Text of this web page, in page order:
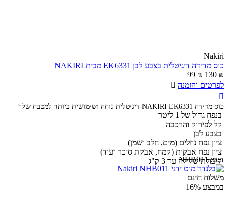
Nakiri
כוס מדידה דיגיטלית בצבע לבן EK6331 מבית NAKIRI
130 ₪
99 ₪
לפרטים והזמנה 

כוס מדידה NAKIRI EK6331 דיגיטלית נוחה ושימושית ביותר למטבח שלך
בנפח גדול של 1 ליטר
קל לפירוק והרכבה
בצבע לבן
ציון נפח נוזלים (מים, חלב ושמן)
ציון נפח אבקות (קמח, אבקת סוכר ועוד)
קיבולת שקילה עד 3 ק"ג
דגם: NHB011
משלוח חינם
במבצע 16%